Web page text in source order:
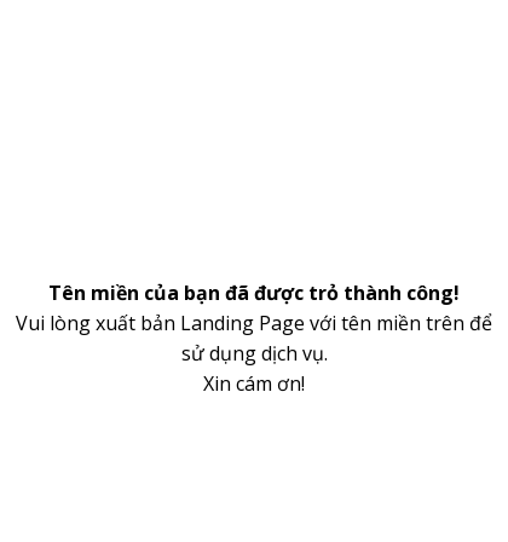
Tên miền của bạn đã được trỏ thành công!
Vui lòng xuất bản Landing Page với tên miền trên để
sử dụng dịch vụ.
Xin cám ơn!